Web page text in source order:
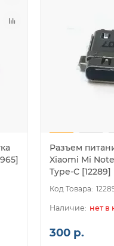
Разъем
Xiaomi Mi
Type-C [12289]
нет в
300 р.